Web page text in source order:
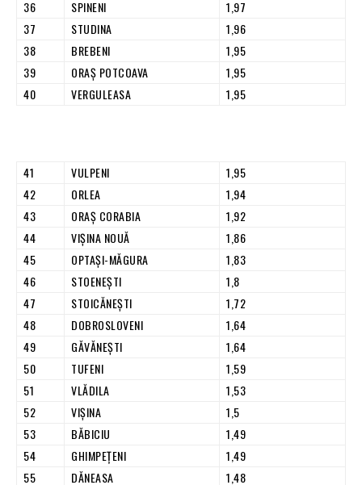
36 SPINENI
1,97
37
STUDINA
1,96
38
BREBENI
1,95
39
ORAŞ POTCOAVA
1,95
40
VERGULEASA 1,95
41 VULPENI
1,95
42
ORLEA
1,94
43
ORAŞ CORABIA
1,92
44
VIŞINA NOUĂ
1,86
45
OPTAŞI-MĂGURA
1,83
46
STOENEŞTI
1,8
47
STOICĂNEŞTI
1,72
48
DOBROSLOVENI
1,64
49
GĂVĂNEŞTI
1,64
50
TUFENI
1,59
51
VLĂDILA
1,53
52
VIŞINA
1,5
53
BĂBICIU
1,49
54
GHIMPEŢENI
1,49
55
DĂNEASA
1,48